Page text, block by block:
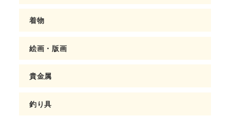
着物
絵画・版画
貴金属
釣り具